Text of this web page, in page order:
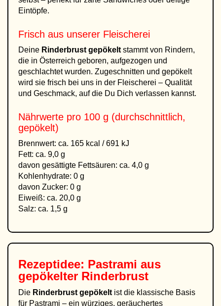
Eintöpfe.
Frisch aus unserer Fleischerei
Deine Rinderbrust gepökelt stammt von Rindern,
die in Österreich geboren, aufgezogen und
geschlachtet wurden. Zugeschnitten und gepökelt
wird sie frisch bei uns in der Fleischerei – Qualität
und Geschmack, auf die Du Dich verlassen kannst.
Nährwerte pro 100 g (durchschnittlich,
gepökelt)
Brennwert: ca. 165 kcal / 691 kJ
Fett: ca. 9,0 g
davon gesättigte Fettsäuren: ca. 4,0 g
Kohlenhydrate: 0 g
davon Zucker: 0 g
Eiweiß: ca. 20,0 g
Salz: ca. 1,5 g
Rezeptidee: Pastrami aus
gepökelter Rinderbrust
Die Rinderbrust gepökelt ist die klassische Basis
für Pastrami – ein würziges, geräuchertes